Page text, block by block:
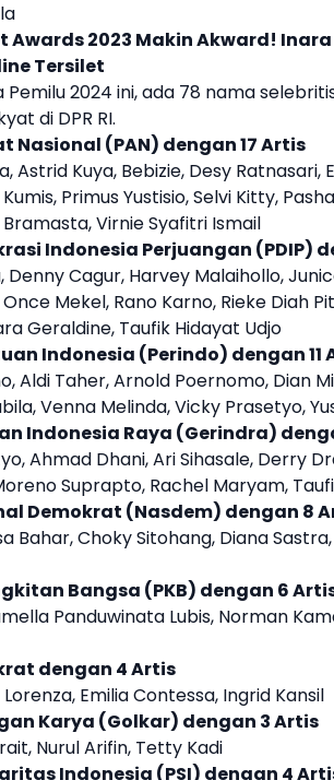
Awards 2023 Makin Akward!
Tersilet
Pemilu 2024 ini, ada 78 nama
di DPR RI.
Nasional (PAN) dengan 17Artis
Astrid Kuya, Bebizie, Desy Ratnasari,
Primus Yustisio, Selvi Kitty,
Virnie Syafitri Ismail
Indonesia Perjuangan (PDIP)
Denny Cagur, Harvey Malaihollo,
Mekel, Rano Karno, Rieke Diah
Geraldine, Taufik Hidayat Udjo
Indonesia (Perindo) dengan 11
Aldi Taher, Arnold Poernomo, Dian
Venna Melinda, Vicky Prasetyo,
Indonesia Raya (Gerindra)
Ahmad Dhani, Ari Sihasale, Derry
Suprapto, Rachel Maryam,
Demokrat (Nasdem) dengan 8
Bahar, Choky Sitohang, Diana
Bangsa (PKB) dengan 6
Panduwinata Lubis, Norman
dengan 4Artis
Emilia Contessa, Ingrid Kansil
Karya (Golkar) dengan 3Artis
Nurul Arifin, Tetty Kadi
Indonesia (PSI) dengan 4